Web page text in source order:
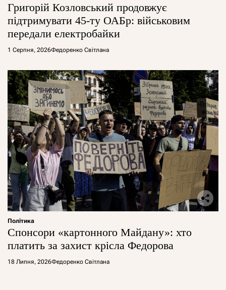
Григорій Козловський продовжує
підтримувати 45-ту ОАБр: військовим
передали електробайки
1 Серпня, 2026Федоренко Світлана
Політика
Спонсори «картонного Майдану»: хто
платить за захист крісла Федорова
18 Липня, 2026Федоренко Світлана